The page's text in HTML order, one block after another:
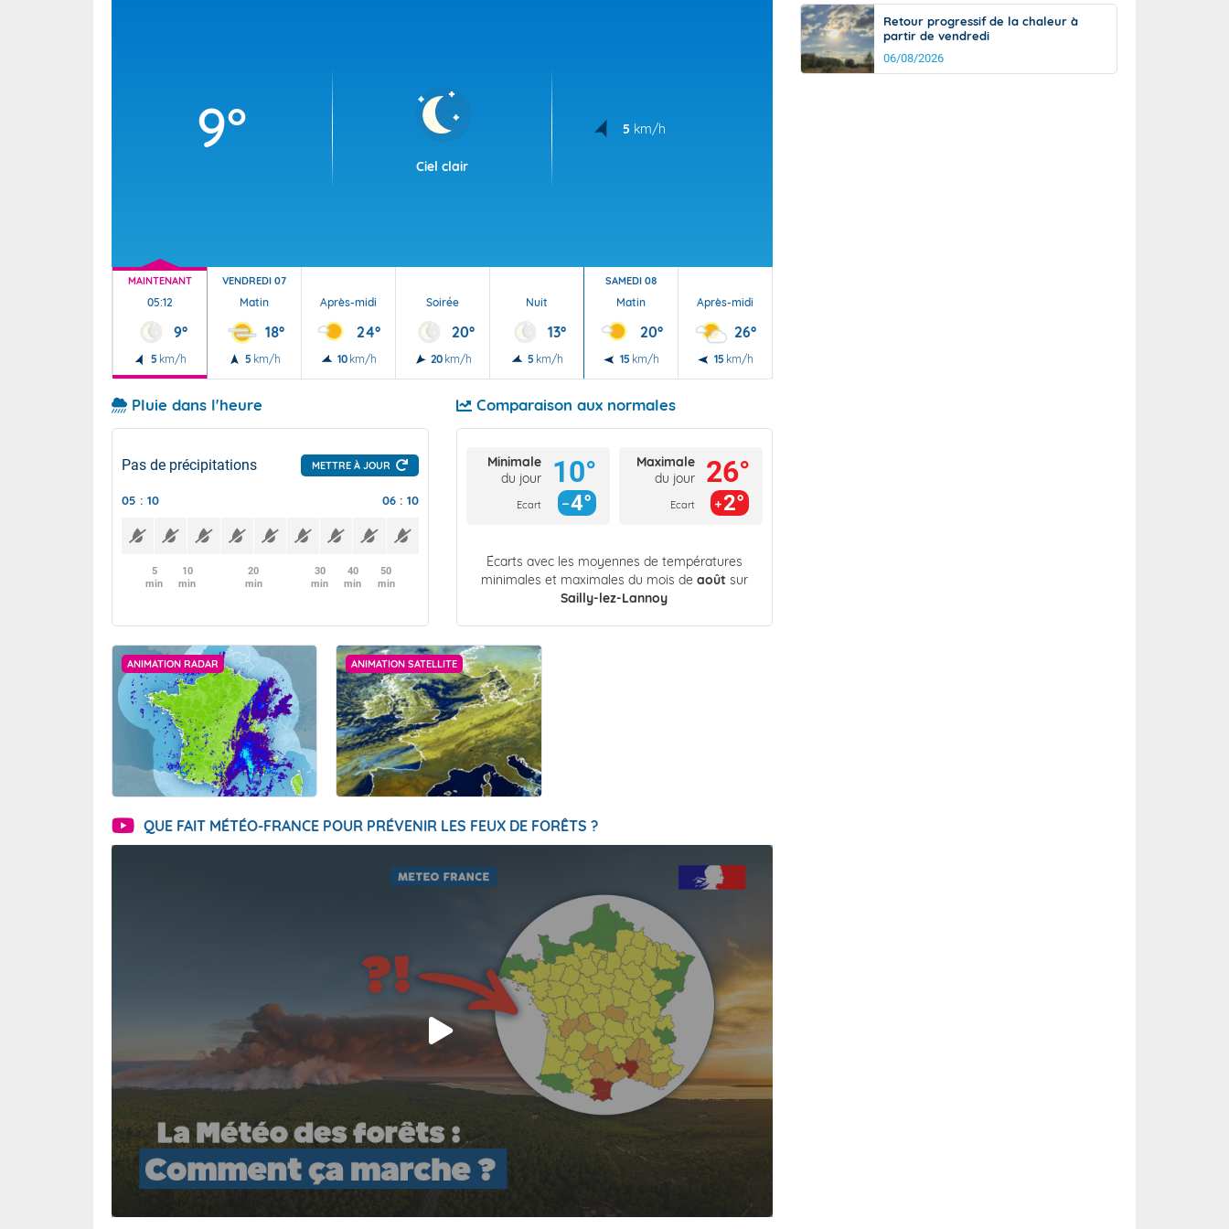
9°
Ciel clair
5 km/h
MAINTENANT
05:12
9°
5 km/h
VENDREDI 07
Matin
18°
5 km/h
Après-midi
24°
10 km/h
Soirée
20°
20 km/h
Nuit
13°
5 km/h
SAMEDI 08
Matin
20°
15 km/h
Après-midi
26°
15 km/h
Pluie dans l'heure
Pas de précipitations METTRE À JOUR
05 : 10 06 : 10
5
min
10
min
20
min
30
min
40
min
50
min
Comparaison aux normales
Minimale
du jour
Ecart
10°
4°
Maximale
du jour
Ecart
26°
2°
Écarts avec les moyennes de températures
minimales et maximales du mois de août sur
Sailly-lez-Lannoy
ANIMATION RADAR ANIMATION SATELLITE
QUE FAIT MÉTÉO-FRANCE POUR PRÉVENIR LES FEUX DE FORÊTS ?
Retour progressif de la chaleur à
partir de vendredi
06/08/2026